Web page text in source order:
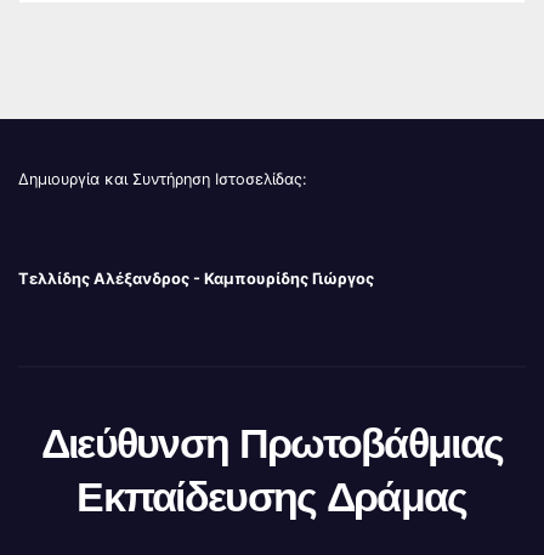
Δημιουργία και Συντήρηση Ιστοσελίδας:
Τελλίδης Αλέξανδρος - Καμπουρίδης Γιώργος
Διεύθυνση Πρωτοβάθμιας
Εκπαίδευσης Δράμας